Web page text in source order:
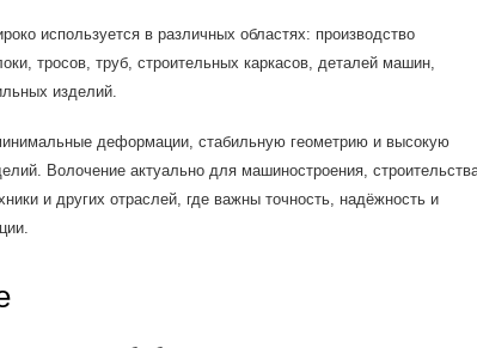
используется в различных областях: производство
тросов, труб, строительных каркасов, деталей машин,
изделий.
деформации, стабильную геометрию и высокую
Волочение актуально для машиностроения,
и других отраслей, где важны точность, надёжность и